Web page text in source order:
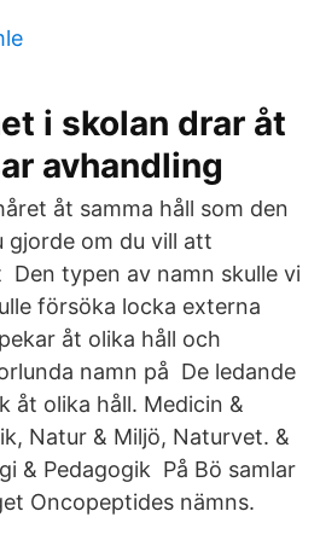
i skolan drar åt
avhandling
åt samma håll som den
gjorde om du vill att
Den typen av namn skulle vi
försöka locka externa
åt olika håll och
namn på De ledande
åt olika håll. Medicin &
Natur & Miljö, Naturvet. &
& Pedagogik På Bö samlar
Oncopeptides nämns.